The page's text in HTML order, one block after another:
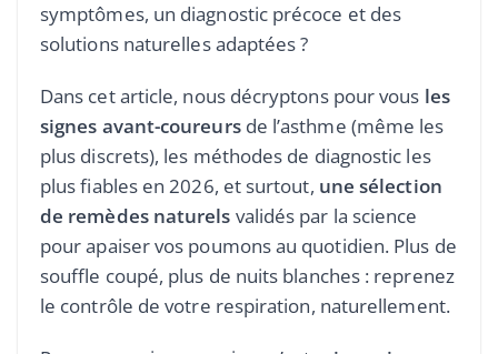
symptômes, un diagnostic précoce et des
solutions naturelles adaptées ?
Dans cet article, nous décryptons pour vous les
signes avant-coureursde l’asthme (même les
plus discrets), les méthodes de diagnostic les
plus fiables en 2026, et surtout, une sélection
de remèdes naturels validés par la science
pour apaiser vos poumons au quotidien. Plus de
souffle coupé, plus de nuits blanches : reprenez
le contrôle de votre respiration, naturellement.